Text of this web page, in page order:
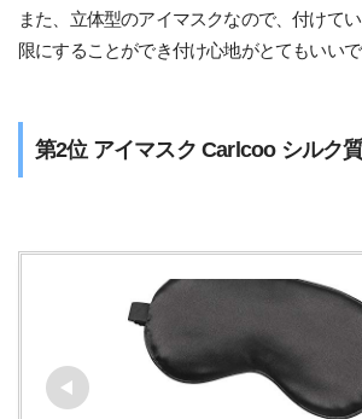
また、立体型のアイマスクなので、付けて
限にすることができ付け心地がとてもいいで
第2位 アイマスク Carlcoo シルク